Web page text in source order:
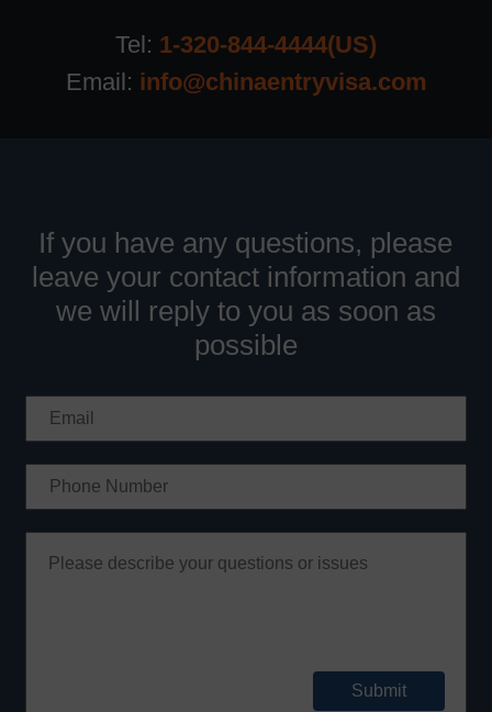
Tel: 1-320-844-4444(US)
Email: info@chinaentryvisa.com
If you have any questions, please
leave your contact information and
we will reply to you as soon as
possible